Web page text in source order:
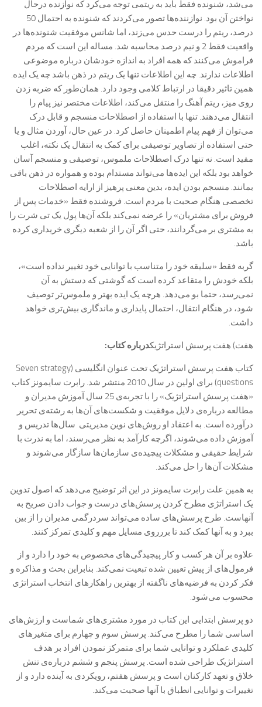
می‌شد، شنونده فقط باید به ریتمی توجه می‌کرد که نوازنده درحال
نواختن آن بود. نوازننده‌ها تصور می‌کردند که شنونده به احتمال 50
درصد، ریتم را درست حدس می‌زند، اما شانس موفقیت شنونده‌ها در
واقعیت فقط 2 و نیم درصد محاسبه شد. مساله این است که مردم
فراموش می‌کنند که همه افراد به اندازه خودشان درباره موضوعی
اطلاعات ندارند. چه این اطلاعات تنها یک ریتم در ذهن باشد چه یک ایده.
همین تاثیر دقیقا در ارتباط کلامی وجود دارد. همان‌طور که ضربه زدن
روی میز، ریتم آهنگ را منتقل می‌کند، اطلاعات مختصر نیز پیام را
انتقال می‌دهند. تنها با استفاده از اصطلاحات منسجم و قابل درک
می‌توان از فهم پیام اطمینان حاصل کرد. در عین حال، آوردن مثال و یا
حتی استفاده از تصاویر توصیفی برای کمک به انتقال یک نکته، اغلب
مفید است. نه تنها درک اصطلاحات ملموس، توصیفی و منسجم آسان
خواهد بود بلکه این ایده‌ها می‌تواند مستدام بوده و همواره در ذهن باقی
بمانند. منسجم بودن ایده، بدین معنی پرهیز از ارايه اصطلاحات
تخصصی هنگام صحبت با مردم است. فروشنده فقط «خدمات پس از
فروش برای مشتریان» را عرضه نمی‌کند بلکه آن‌ها پول یک تی شرت را
به مشتری بر می‌گردانند، حتی اگر آن را از شعبه دیگری خریداری کرده
باشد.
گربه فقط «سلیقه خود را متناسب با توانایی خود تغییر نداده است»،
بلکه خودش را متقاعد کرده است که گوشتی که دستش به آن
نمی‌رسد، حتما بو می‌دهد. هرچه یک ایده بهتر و ملموس‌تر توصیف
شود، در هنگام انتقال، احتمال پایداری و ماندگاری بیش‌تری خواهد
داشت.
هفت) هفت پرسش استراتژیکدرباره کتاب:
کتاب هفت پرسش استراتژیک تحت عنوان انگلیسی (Seven strategy
questions) برای اولین در سال 2010 منتشر شد. رابرت سایمونز کتاب
«هفت پرسش استراتژیک» را با تجربه‌ی 25 سال آموزش مدیران و
مطالعه درباره‌ی دلایل موفقیت و شکست‌های آن‌ها به رشته‌ی تحریر
درآورده است. به اعتقاد او روش‌های نوین مدیریتی سال‌ها تدریس و
آموزش داده می‌شوند، اگرچه کارآمد به نظر می‌رسند، اما به ندرت با
شرایط حقیقی و مشکلات پیچیده‌ی سازمان‌ها سازگار می‌شوند و
مشکلات آن‌ها را حل می‌کند.
به همین علت رابرت سایمونز در این اثر توضیح می‌دهد که اصول تدوین
یک استراتژی مطرح کردن پرسش‌های درست و جواب دادن صریح به
آنهاست. طرح پرسش‌های ساده می‌تواند سردرگمی مدیران را از بین
ببرد و به آنها کمک کند تا بررروی مسايل مهم و کلیدی تمرکز کنند.
علاوه بر آن هر کسب و کار پیچیدگی‌های مخصوص به خود را دارد و از
فرمول‌های از پیش تعیین شده تبعیت نمی‌کند. بنابراین بحث و مذاکره و
فکر کردن به فرضیه‌های ناگفته از بهترین‌ راهکارهای انتخاب استراتژی
محسوب می‌شود.
دو پرسش ابتدایی این کتاب در مورد مشتری‌های شماست و ارزش‌های
اساسی شما را مطرح می‌کند. پرسش سوم و چهارم برای متغیرهای
کلیدی عملکرد و توانایی شما برای متمرکز نمودن افراد بر هدف
استراتژیک طراحی شده است. پرسش پنجم و ششم درباره‌ی تنش
خلاق و تعهد کارکنان است و پرسش هفتم، رویکردی به آینده دارد و از
تغییرات و توانایی انطباق با آنها صحبت می‌کند.